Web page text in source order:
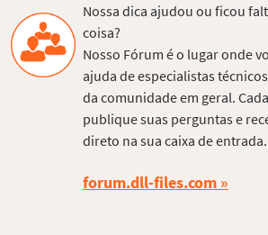
Nossa dica ajudou ou ficou
coisa?
Nosso Fórum é o lugar onde
ajuda de especialistas
da comunidade em geral.
publique suas perguntas e
direto na sua caixa de entrada.
forum.dll-files.com